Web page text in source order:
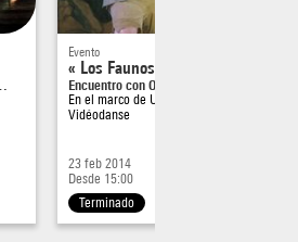
Evento
« Los Faunos »
Encuentro con Olivier Dubois, coreó…
En el marco de Un Nouveau festival /
Vidéodanse
23 feb 2014
Desde 15:00
Terminado